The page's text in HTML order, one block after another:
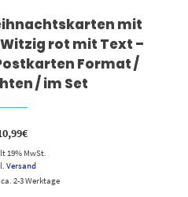
mit
rot mit Text –
Format /
/ im Set
€
19% MwSt.
Versand
2-3 Werktage